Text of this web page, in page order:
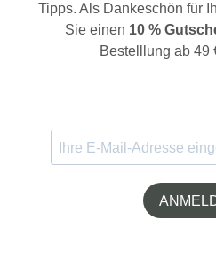
Tipps. Als Dankeschön für
Sie einen 10 %
Bestelllung ab 49